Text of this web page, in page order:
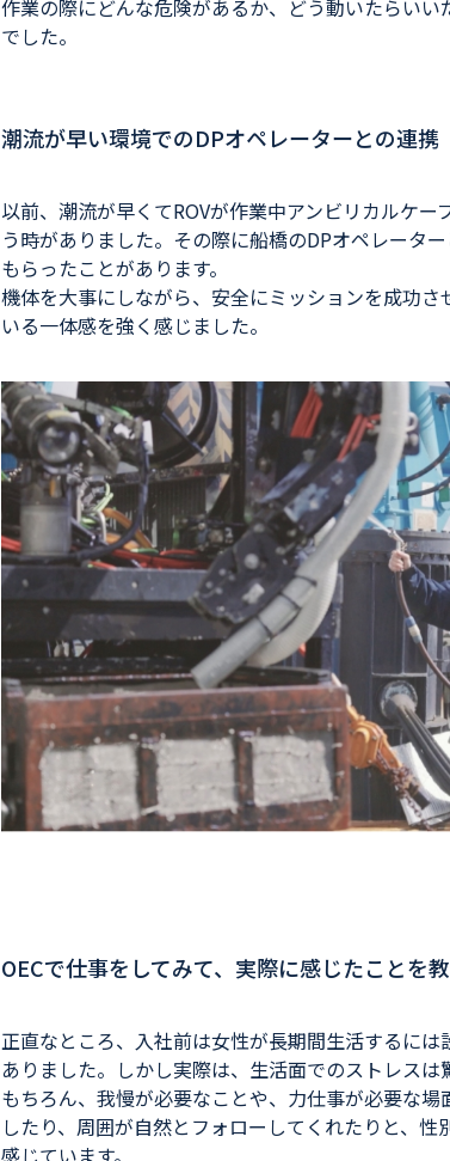
作業の際にどんな危険があるか、どう動いたらい
でした。
潮流が早い環境でのDPオペレーターとの連携
以前、潮流が早くてROVが作業中アンビリカルケ
う時がありました。その際に船橋のDPオペレータ
もらったことがあります。
機体を大事にしながら、安全にミッションを成功
いる一体感を強く感じました。
OECで仕事をしてみて、実際に感じたことを教
正直なところ、入社前は女性が長期間生活するに
ありました。しかし実際は、生活面でのストレスは
もちろん、我慢が必要なことや、力仕事が必要な
したり、周囲が自然とフォローしてくれたりと、
感じています。